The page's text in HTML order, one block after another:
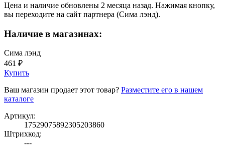
Цена и наличие обновлены 2 месяца назад. Нажимая кнопку,
вы переходите на сайт партнера (Сима лэнд).
Наличие в магазинах:
Сима лэнд
461 ₽
Купить
Ваш магазин продает этот товар? Разместите его в нашем
каталоге
Артикул:
17529075892305203860
Штрихкод:
---